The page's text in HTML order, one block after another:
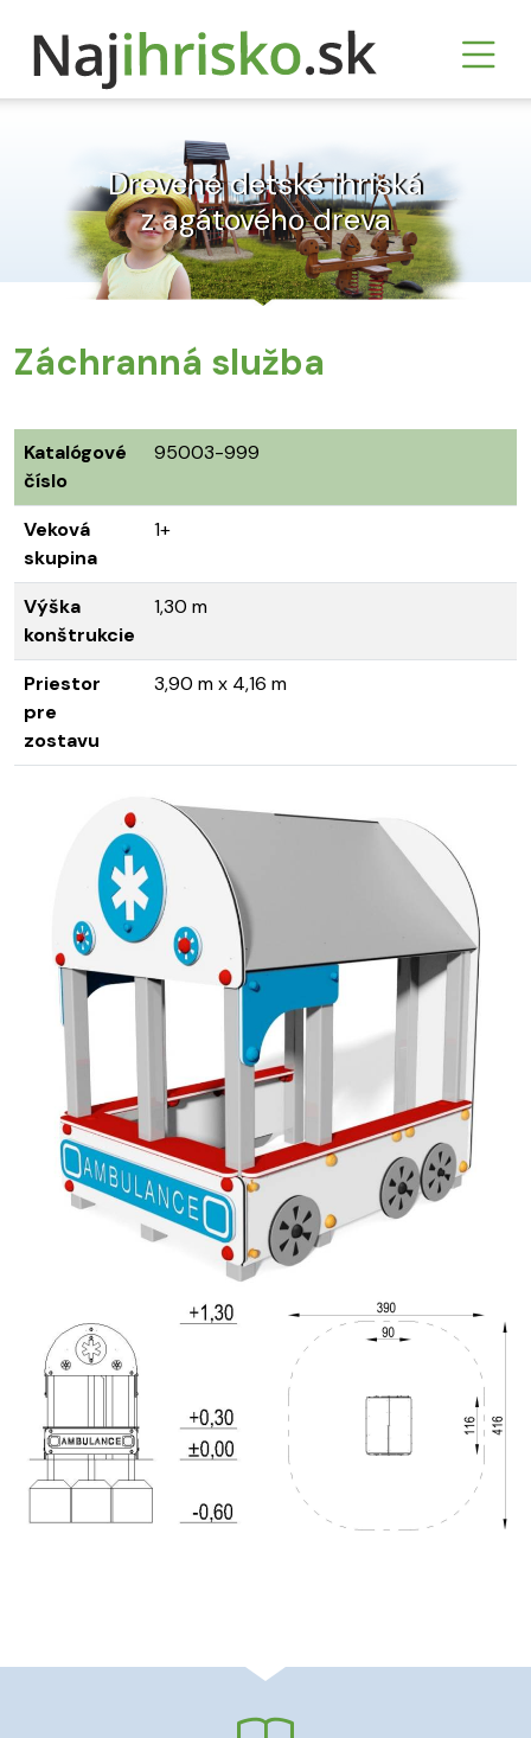
Drevené detské ihriská
z agátového dreva
Záchranná služba
Katalógové
číslo
95003-999
Veková
skupina
1+
Výška
konštrukcie
1,30 m
Priestor
pre
zostavu
3,90 m x 4,16 m